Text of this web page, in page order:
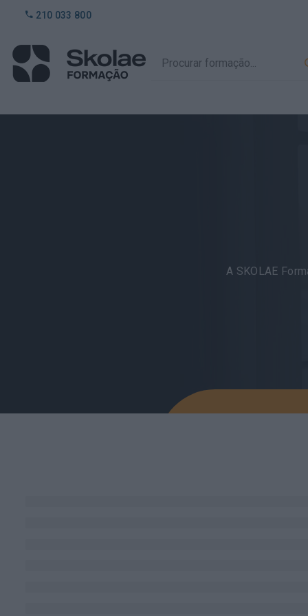
210 033 800
A SKOLAE